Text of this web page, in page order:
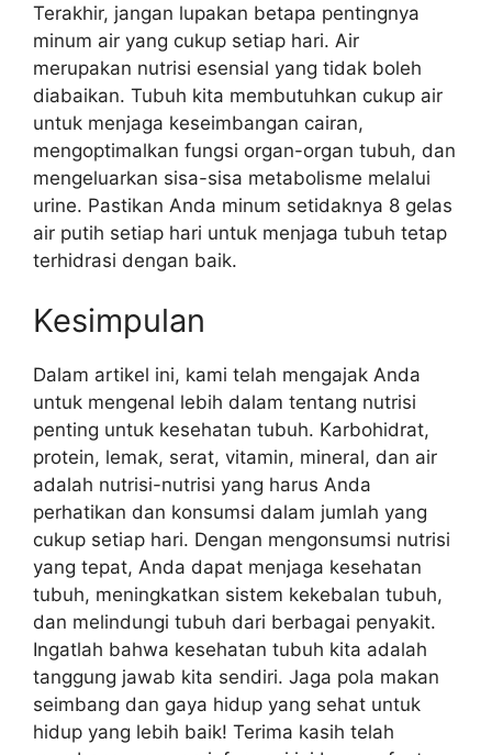
Terakhir, jangan lupakan betapa pentingnya
minum air yang cukup setiap hari. Air
merupakan nutrisi esensial yang tidak boleh
diabaikan. Tubuh kita membutuhkan cukup air
untuk menjaga keseimbangan cairan,
mengoptimalkan fungsi organ-organ tubuh, dan
mengeluarkan sisa-sisa metabolisme melalui
urine. Pastikan Anda minum setidaknya 8 gelas
air putih setiap hari untuk menjaga tubuh tetap
terhidrasi dengan baik.
Kesimpulan
Dalam artikel ini, kami telah mengajak Anda
untuk mengenal lebih dalam tentang nutrisi
penting untuk kesehatan tubuh. Karbohidrat,
protein, lemak, serat, vitamin, mineral, dan air
adalah nutrisi-nutrisi yang harus Anda
perhatikan dan konsumsi dalam jumlah yang
cukup setiap hari. Dengan mengonsumsi nutrisi
yang tepat, Anda dapat menjaga kesehatan
tubuh, meningkatkan sistem kekebalan tubuh,
dan melindungi tubuh dari berbagai penyakit.
Ingatlah bahwa kesehatan tubuh kita adalah
tanggung jawab kita sendiri. Jaga pola makan
seimbang dan gaya hidup yang sehat untuk
hidup yang lebih baik! Terima kasih telah